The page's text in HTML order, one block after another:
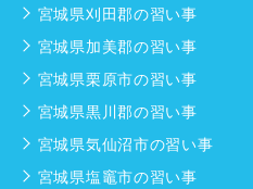
宮城県刈田郡の習い事
宮城県加美郡の習い事
宮城県栗原市の習い事
宮城県黒川郡の習い事
宮城県気仙沼市の習い事
宮城県塩竈市の習い事